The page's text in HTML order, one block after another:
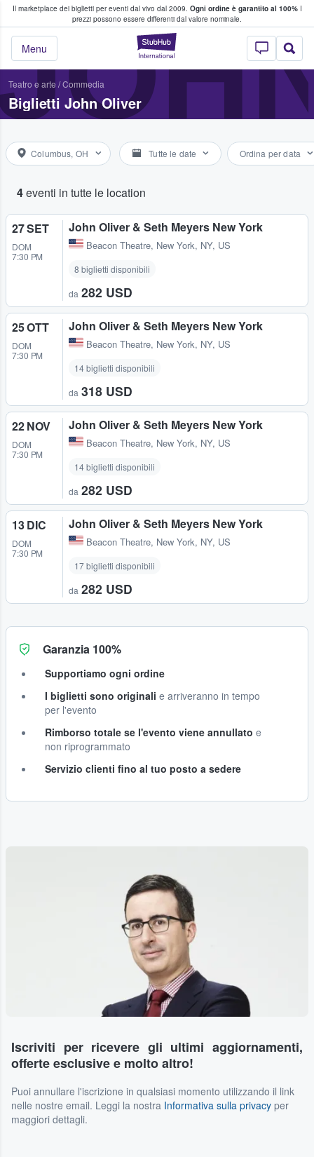
Il marketplace dei biglietti per eventi dal vivo dal 2009. Ogni ordine è garantito al 100%I
prezzi possono essere differenti dal valore nominale.
StubHub - Dove
Menu
fan comprano e vendono biglietti
Teatro e arte /Commedia
Biglietti John Oliver
Columbus, OH Tutte le date Ordina per data
4eventi in tutte le location
27 SET
DOM
7:30 PM
John Oliver & Seth Meyers New York
Beacon Theatre, New York, NY, US
8 biglietti disponibili
da 282 USD
25 OTT
DOM
7:30 PM
John Oliver & Seth Meyers New York
Beacon Theatre, New York, NY, US
14 biglietti disponibili
da 318 USD
22 NOV
DOM
7:30 PM
John Oliver & Seth Meyers New York
Beacon Theatre, New York, NY, US
14 biglietti disponibili
da 282 USD
13 DIC
DOM
7:30 PM
John Oliver & Seth Meyers New York
Beacon Theatre, New York, NY, US
17 biglietti disponibili
da 282 USD
Garanzia 100%
Supportiamo ogni ordine
I biglietti sono originali e arriveranno in tempo
per l'evento
Rimborso totale se l'evento viene annullato e
non riprogrammato
Servizio clienti fino al tuo posto a sedere
Iscriviti per ricevere gli ultimi aggiornamenti,
offerte esclusive e molto altro!
Puoi annullare l'iscrizione in qualsiasi momento utilizzando il link
nelle nostre email. Leggi la nostra Informativa sulla privacy per
maggiori dettagli.